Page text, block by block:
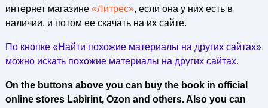
интернет магазине «Литрес», если она у них есть в
наличии, и потом ее скачать на их сайте.
По кнопке «Найти похожие материалы на других сайтах»
можно искать похожие материалы на других сайтах.
On the buttons above you can buy the book in official
online stores Labirint, Ozon and others. Also you can